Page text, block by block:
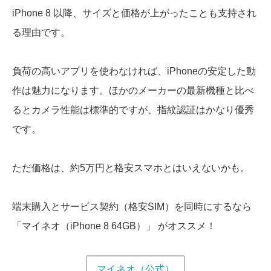
iPhone 8 以降、サイズと価格が上がったことも支持され
る理由です。
負荷の高いアプリを使わなければ、iPhoneの安定した動
作は魅力になります。ほかのメーカーの最新機種と比べ
るとカメラ性能は標準的ですが、指紋認証はかなり優秀
です。
ただ価格は、約5万円と格安スマホとはいえないかも。
端末購入とサービス契約（格安SIM）を同時にするなら
「マイネオ（iPhone 8 64GB）」 がオススメ！